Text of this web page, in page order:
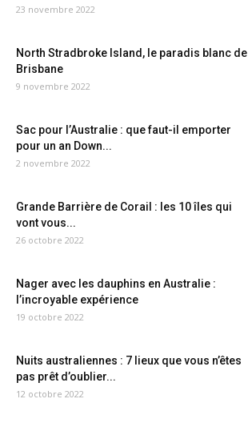
23 novembre 2022
North Stradbroke Island, le paradis blanc de
Brisbane
9 novembre 2022
Sac pour l’Australie : que faut-il emporter
pour un an Down...
2 novembre 2022
Grande Barrière de Corail : les 10 îles qui
vont vous...
26 octobre 2022
Nager avec les dauphins en Australie :
l’incroyable expérience
19 octobre 2022
Nuits australiennes : 7 lieux que vous n’êtes
pas prêt d’oublier...
12 octobre 2022